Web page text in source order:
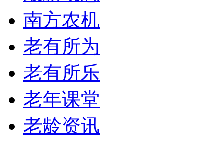
南方农机
老有所为
老有所乐
老年课堂
老龄资讯